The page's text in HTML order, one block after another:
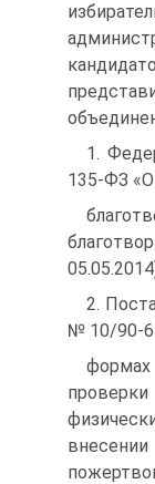
1.
135-ФЗ «О
2.
№ 10/90-6